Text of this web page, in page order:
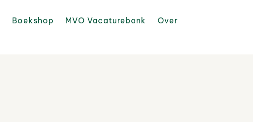
Boekshop MVO Vacaturebank
Over